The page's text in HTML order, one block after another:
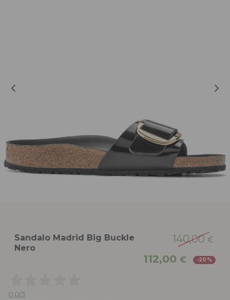
Sandalo Madrid Big Buckle
Nero
140,00 €
prezzo
112,00 € -20%
0,0/5